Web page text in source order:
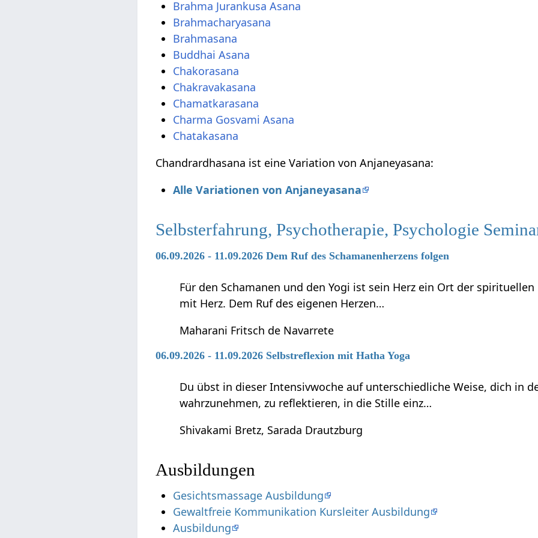
Brahma Jurankusa Asana
Brahmacharyasana
Brahmasana
Buddhai Asana
Chakorasana
Chakravakasana
Chamatkarasana
Charma Gosvami Asana
Chatakasana
Chandrardhasana ist eine Variation von Anjaneyasana:
Alle Variationen von Anjaneyasana
Selbsterfahrung, Psychotherapie, Psychologie
06.09.2026 - 11.09.2026 Dem Ruf des Schamanenherzens folgen
Für den Schamanen und den Yogi ist sein Herz ein Ort der
mit Herz. Dem Ruf des eigenen Herzen…
Maharani Fritsch de Navarrete
06.09.2026 - 11.09.2026 Selbstreflexion mit Hatha Yoga
Du übst in dieser Intensivwoche auf unterschiedliche Weise, dich in
wahrzunehmen, zu reflektieren, in die Stille einz…
Shivakami Bretz, Sarada Drautzburg
Ausbildungen
Gesichtsmassage Ausbildung
Gewaltfreie Kommunikation Kursleiter Ausbildung
Ausbildung